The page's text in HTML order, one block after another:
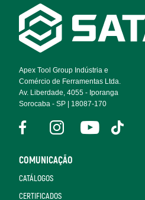
Footer
Navigation
Apex Tool Group Indústria e
Comércio de Ferramentas Ltda.
Av. Liberdade, 4055 - Iporanga
Sorocaba - SP | 18087-170
COMUNICAÇÃO
CATÁLOGOS
CERTIFICADOS